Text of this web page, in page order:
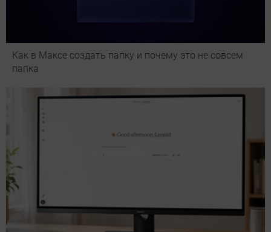
Как в Максе создать папку и почему это не совсем
папка